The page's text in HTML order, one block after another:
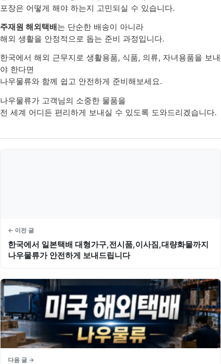
포장은 어떻게 해야 하는지 고민되실 수 있습니다.
주재원 해외택배는 단순한 배송이 아니라
해외 생활을 안정적으로 돕는 준비 과정입니다.
한국에서 해외 근무지로 생활용품, 식품, 의류, 자녀용품을 보내
야 한다면
나우물류와 함께 쉽고 안전하게 준비해보세요.
나우물류가 고객님의 소중한 물품을
전 세계 어디든 편리하게 보내실 수 있도록 도와드리겠습니다.
← 이전 글
한국에서 일본택배 대형가구,전시품,이사짐,대량화물까지
나우물류가 안전하게 보내드립니다
다음 글 →